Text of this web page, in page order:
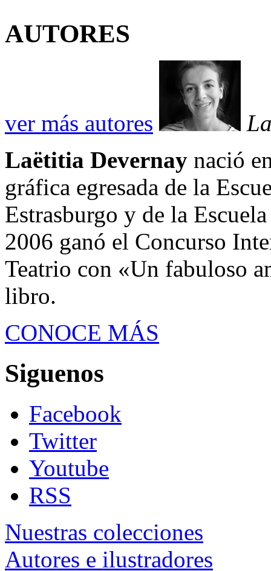
AUTORES
ver más autores
Laëtitia Devernay nació
gráfica egresada de la
Estrasburgo y de la
2006 ganó el Concurso
Teatrio con «Un fabuloso
libro.
CONOCE MÁS
Siguenos
Facebook
Twitter
Youtube
RSS
Nuestras colecciones
Autores e ilustradores